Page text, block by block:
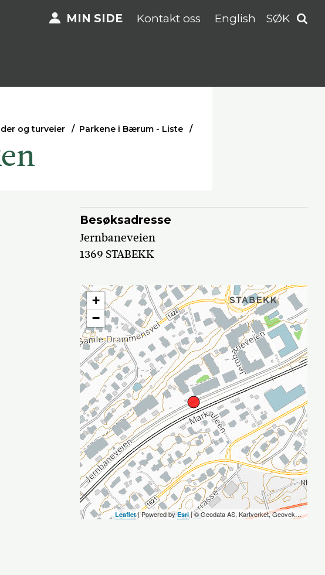
MIN SIDE Kontakt oss English SØK
og turveier Parkene i Bærum - Liste
Besøksadresse
Jernbaneveien
1369 STABEKK
+
−
Leaflet| Powered byEsri| ©️ Geodata AS, Kartverket, Geovekst og kommunene, OpenStreetMap